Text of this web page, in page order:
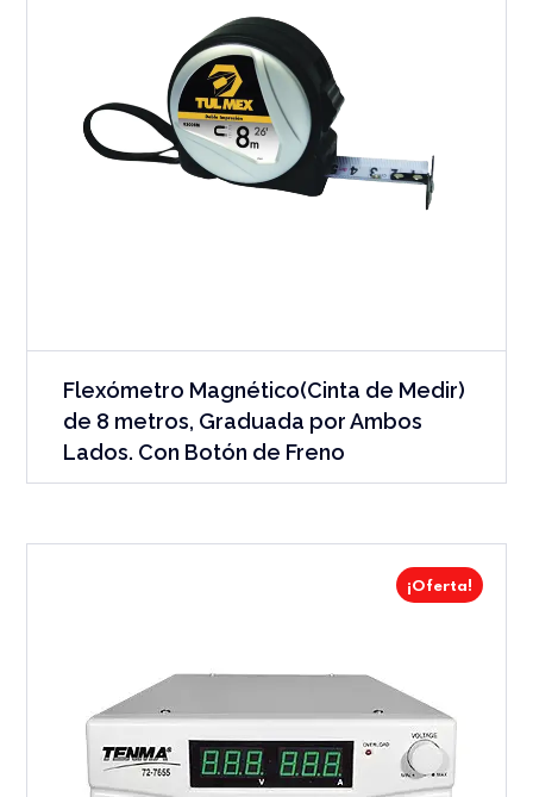
Flexómetro Magnético(Cinta de Medir)
de 8 metros, Graduada por Ambos
Lados. Con Botón de Freno
¡Oferta!